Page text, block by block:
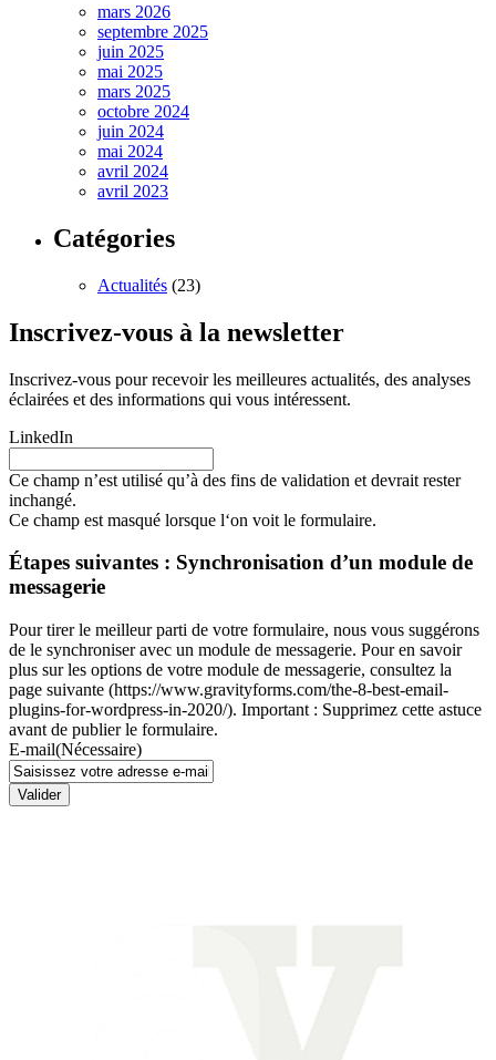
mars 2026
septembre 2025
juin 2025
mai 2025
mars 2025
octobre 2024
juin 2024
mai 2024
avril 2024
avril 2023
Catégories
Actualités (23)
Inscrivez-vous à la newsletter
Inscrivez-vous pour recevoir les meilleures actualités, des analyses
éclairées et des informations qui vous intéressent.
LinkedIn
Ce champ n’est utilisé qu’à des fins de validation et devrait rester
inchangé.
Ce champ est masqué lorsque l‘on voit le formulaire.
Étapes suivantes : Synchronisation d’un module de
messagerie
Pour tirer le meilleur parti de votre formulaire, nous vous suggérons
de le synchroniser avec un module de messagerie. Pour en savoir
plus sur les options de votre module de messagerie, consultez la
page suivante (https://www.gravityforms.com/the-8-best-email-
plugins-for-wordpress-in-2020/). Important : Supprimez cette astuce
avant de publier le formulaire.
E-mail(Nécessaire)
Valider